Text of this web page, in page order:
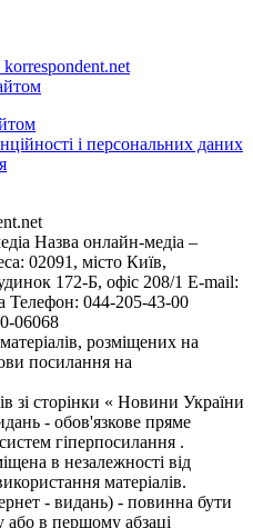
korrespondent.net
і персональних даних
Назва онлайн-медіа –
02091, місто Київ,
172-Б, офіс 208/1 E-mail:
Телефон: 044-205-43-00
06068
розміщених на
посилання на
зі сторінки « Новини України
- обов'язкове пряме
гіперпосилання .
в незалежності від
матеріалів.
- видань) - повинна бути
або в першому абзаці